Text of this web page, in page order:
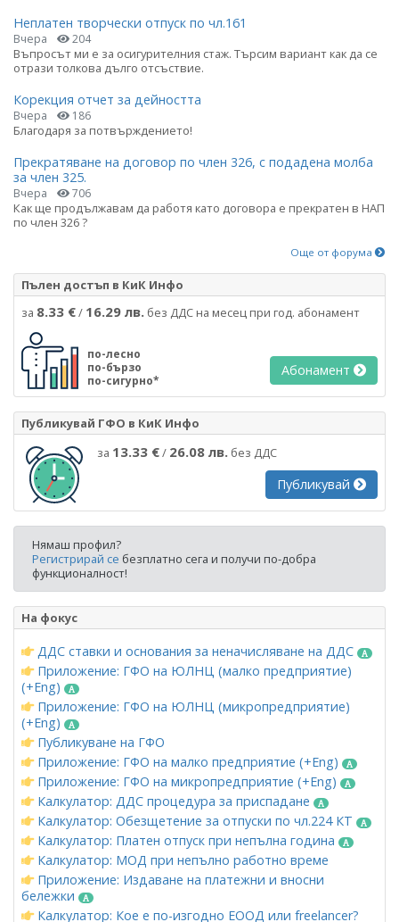
Неплатен творчески отпуск по чл.161
Вчера 204
Въпросът ми е за осигурителния стаж. Търсим вариант как да се
отрази толкова дълго отсъствие.
Корекция отчет за дейността
Вчера 186
Благодаря за потвърждението!
Прекратяване на договор по член 326, с подадена молба
за член 325.
Вчера 706
Как ще продължавам да работя като договора е прекратен в НАП
по член 326 ?
Още от форума
Пълен достъп в КиК Инфо
за 8.33 €/ 16.29 лв. без ДДС на месец при год. абонамент
по-лесно
по-бързо
по-сигурно*
Абонамент
Публикувай ГФО в КиК Инфо
за 13.33 €/ 26.08 лв. без ДДС
Публикувай
Нямаш профил?
Регистрирай се безплатно сега и получи по-добра
функционалност!
На фокус
ДДС ставки и основания за неначисляване на ДДС
Приложение: ГФО на ЮЛНЦ (малко предприятие)
(+Eng)
Приложение: ГФО на ЮЛНЦ (микропредприятие)
(+Eng)
Публикуване на ГФО
Приложение: ГФО на малко предприятие (+Eng)
Приложение: ГФО на микропредприятие (+Eng)
Калкулатор: ДДС процедура за приспадане
Калкулатор: Обезщетение за отпуски по чл.224 КТ
Калкулатор: Платен отпуск при непълна година
Калкулатор: МОД при непълно работно време
Приложение: Издаване на платежни и вносни
бележки
Калкулатор: Кое е по-изгодно ЕООД или freelancer?